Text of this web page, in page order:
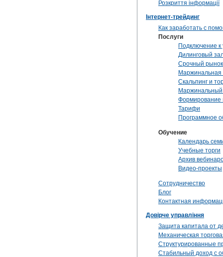
Розкриття інформації
Інтернет-трейдинг
Как заработать с
Послуги
Подключение к
Дилинговый
Срочный рынок
Маржинальная
Скальпинг и
Маржинальный
Формирование
Тарифи
Программное
Обучение
Календарь
Учебные торги
Архив
Видео-проекты
Сотрудничество
Блог
Контактная
Довірче управління
Защита капитала от
Механическая
Структурированные
Стабильный доход с